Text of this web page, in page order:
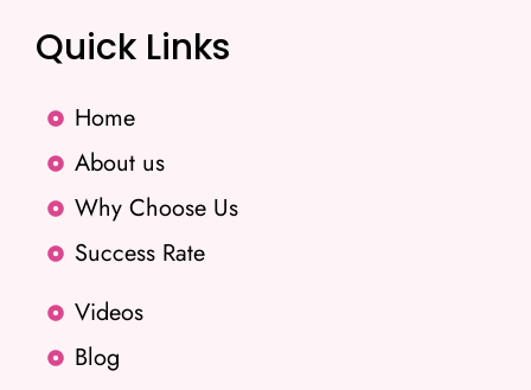
Quick Links
Home
About us
Why Choose Us
Success Rate
Videos
Blog